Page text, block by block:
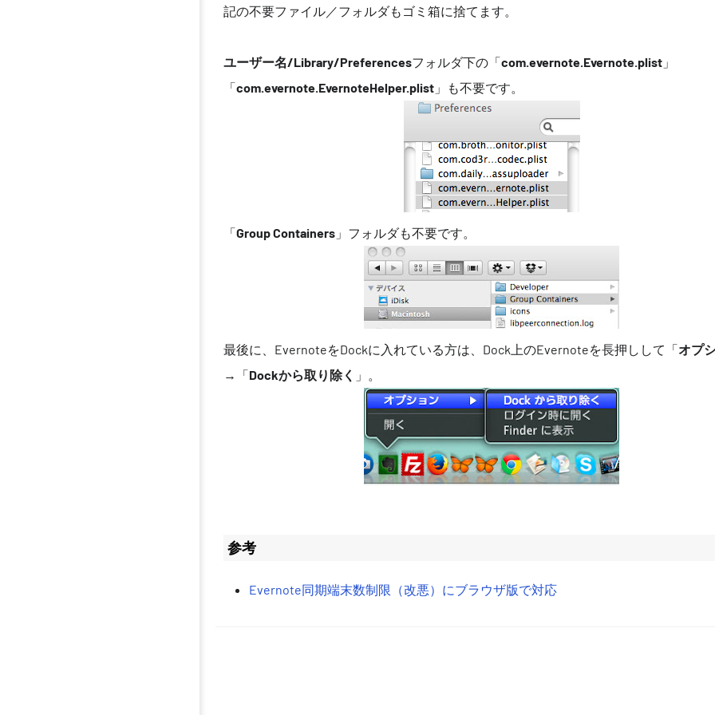
記の不要ファイル／フォルダもゴミ箱に捨てます。
ユーザー名/Library/Preferencesフォルダ下の「com.evernote.Evernote.plist 」
「com.evernote.EvernoteHelper.plist 」も不要です。
「Group Containers 」フォルダも不要です。
最後に、EvernoteをDockに入れている方は、Dock上のEvernoteを長押しして「オプ
→「Dockから取り除く 」。
参考
Evernote同期端末数制限（改悪）にブラウザ版で対応